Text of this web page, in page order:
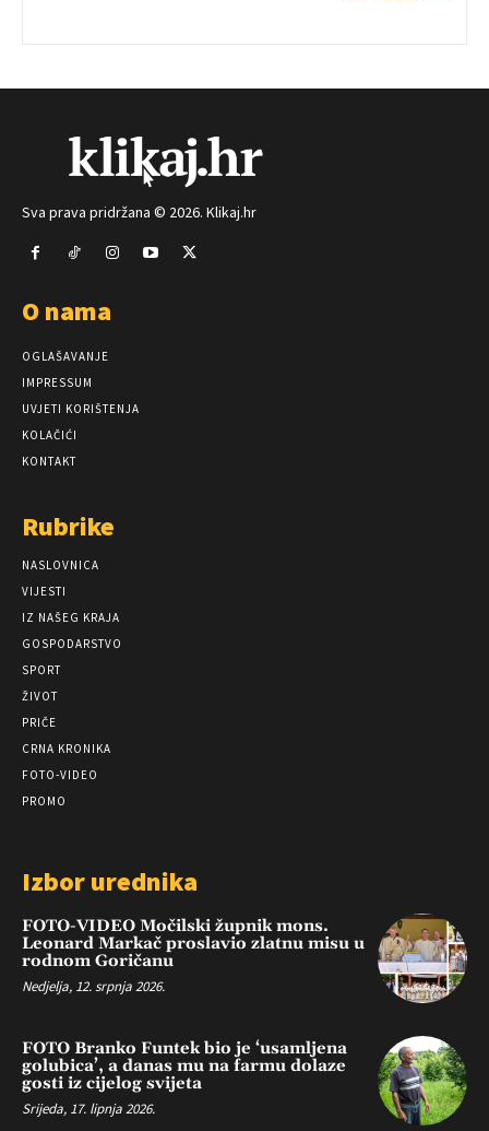
Sva prava pridržana © 2026. Klikaj.hr
O nama
OGLAŠAVANJE
IMPRESSUM
UVJETI KORIŠTENJA
KOLAČIĆI
KONTAKT
Rubrike
NASLOVNICA
VIJESTI
IZ NAŠEG KRAJA
GOSPODARSTVO
SPORT
ŽIVOT
PRIČE
CRNA KRONIKA
FOTO-VIDEO
PROMO
Izbor urednika
FOTO-VIDEO Močilski župnik mons.
Leonard Markač proslavio zlatnu misu u
rodnom Goričanu
Nedjelja, 12. srpnja 2026.
FOTO Branko Funtek bio je ‘usamljena
golubica’, a danas mu na farmu dolaze
gosti iz cijelog svijeta
Srijeda, 17. lipnja 2026.